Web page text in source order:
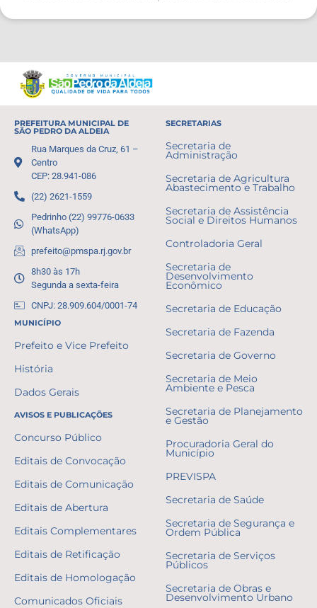
PREFEITURA MUNICIPAL DE
SÃO PEDRO DA ALDEIA
Rua Marques da Cruz, 61 –
Centro
CEP: 28.941-086
(22) 2621-1559
Pedrinho (22) 99776-0633
(WhatsApp)
prefeito@pmspa.rj.gov.br
8h30 às 17h
Segunda a sexta-feira
CNPJ: 28.909.604/0001-74
MUNICÍPIO
Prefeito e Vice Prefeito
História
Dados Gerais
AVISOS E PUBLICAÇÕES
Concurso Público
Editais de Convocação
Editais de Comunicação
Editais de Abertura
Editais Complementares
Editais de Retificação
Editais de Homologação
Comunicados Oficiais
SECRETARIAS
Secretaria de
Administração
Secretaria de Agricultura
Abastecimento e Trabalho
Secretaria de Assistência
Social e Direitos Humanos
Controladoria Geral
Secretaria de
Desenvolvimento
Econômico
Secretaria de Educação
Secretaria de Fazenda
Secretaria de Governo
Secretaria de Meio
Ambiente e Pesca
Secretaria de Planejamento
e Gestão
Procuradoria Geral do
Município
PREVISPA
Secretaria de Saúde
Secretaria de Segurança e
Ordem Pública
Secretaria de Serviços
Públicos
Secretaria de Obras e
Desenvolvimento Urbano